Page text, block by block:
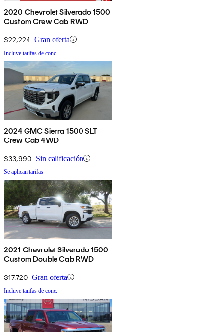
2020 Chevrolet Silverado 1500
Custom Crew Cab RWD
$22,224 Gran oferta
Incluye tarifas de conc.
2024 GMC Sierra 1500 SLT
Crew Cab 4WD
$33,990 Sin calificación
Se aplican tarifas
2021 Chevrolet Silverado 1500
Custom Double Cab RWD
$17,720 Gran oferta
Incluye tarifas de conc.